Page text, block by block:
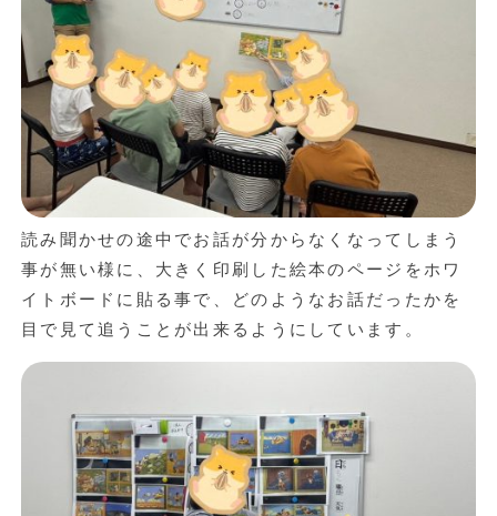
読み聞かせの途中でお話が分からなくなってしまう
事が無い様に、大きく印刷した絵本のページをホワ
イトボードに貼る事で、どのようなお話だったかを
目で見て追うことが出来るようにしています。